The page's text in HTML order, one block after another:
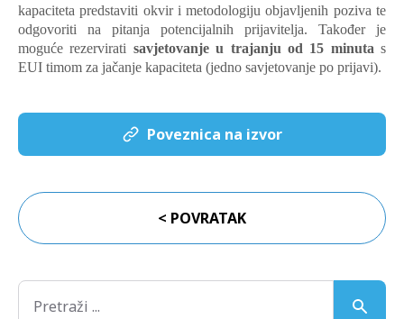
kapaciteta predstaviti okvir i metodologiju objavljenih poziva te
odgovoriti na pitanja potencijalnih prijavitelja. Također je
moguće rezervirati savjetovanje u trajanju od 15 minuta s
EUI timom za jačanje kapaciteta (jedno savjetovanje po prijavi).
Poveznica na izvor
< POVRATAK